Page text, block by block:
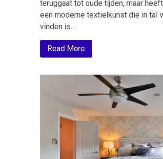
teruggaat tot oude tijden, maar
een moderne textielkunst die in tal
vinden is...
Read More